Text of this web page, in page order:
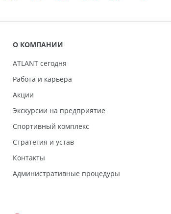
О КОМПАНИИ
ATLANT сегодня
Работа и карьера
Акции
Экскурсии на предприятие
Спортивный комплекс
Стратегия и устав
Контакты
Административные процедуры